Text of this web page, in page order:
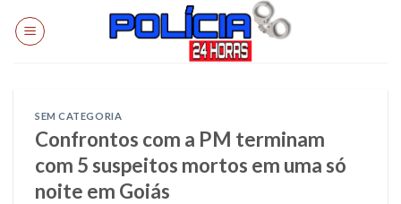
SEM CATEGORIA
Confrontos com a PM terminam
com 5 suspeitos mortos em uma só
noite em Goiás